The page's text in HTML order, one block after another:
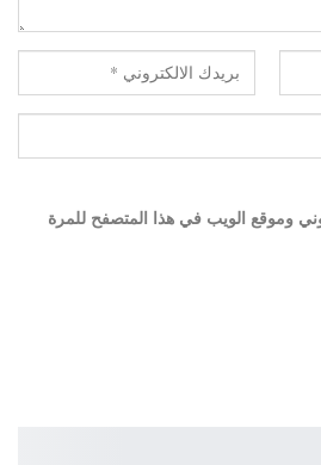
وموقع الويب في هذا المتصفح للمرة